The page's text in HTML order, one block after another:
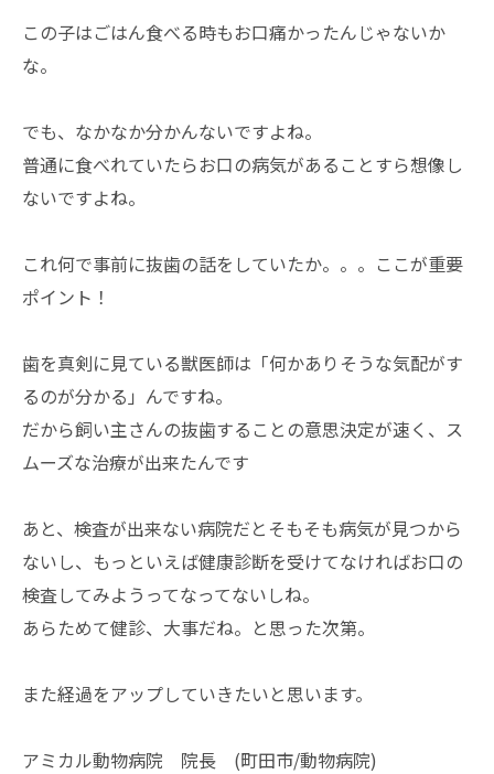
この子はごはん食べる時もお口痛かったんじゃないか
な。
でも、なかなか分かんないですよね。
普通に食べれていたらお口の病気があることすら想像し
ないですよね。
これ何で事前に抜歯の話をしていたか。。。ここが重要
ポイント！
歯を真剣に見ている獣医師は「何かありそうな気配がす
るのが分かる」んですね。
だから飼い主さんの抜歯することの意思決定が速く、ス
ムーズな治療が出来たんです
あと、検査が出来ない病院だとそもそも病気が見つから
ないし、もっといえば健康診断を受けてなければお口の
検査してみようってなってないしね。
あらためて健診、大事だね。と思った次第。
また経過をアップしていきたいと思います。
アミカル動物病院 院長 (町田市/動物病院)